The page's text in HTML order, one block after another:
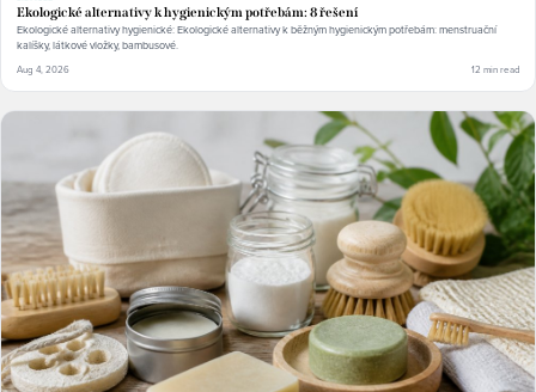
Ekologické alternativy k hygienickým potřebám: 8 řešení
Ekologické alternativy hygienické: Ekologické alternativy k běžným hygienickým potřebám: menstruační
kalíšky, látkové vložky, bambusové.
Aug 4, 2026 12 min read